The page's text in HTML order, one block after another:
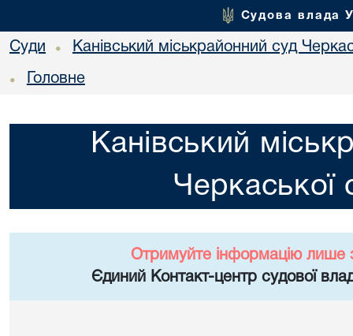
Судова влада
Суди • Канівський міськрайонний суд
• Головне
Канівський
Черкаської
Отримуйте інформацію лише
Єдиний Контакт-центр судової